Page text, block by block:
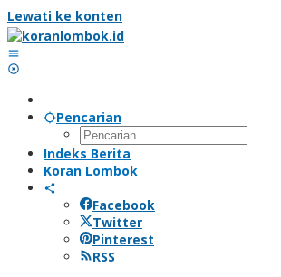
Lewati ke konten
Pencarian
Indeks Berita
Koran Lombok
Facebook
Twitter
Pinterest
RSS